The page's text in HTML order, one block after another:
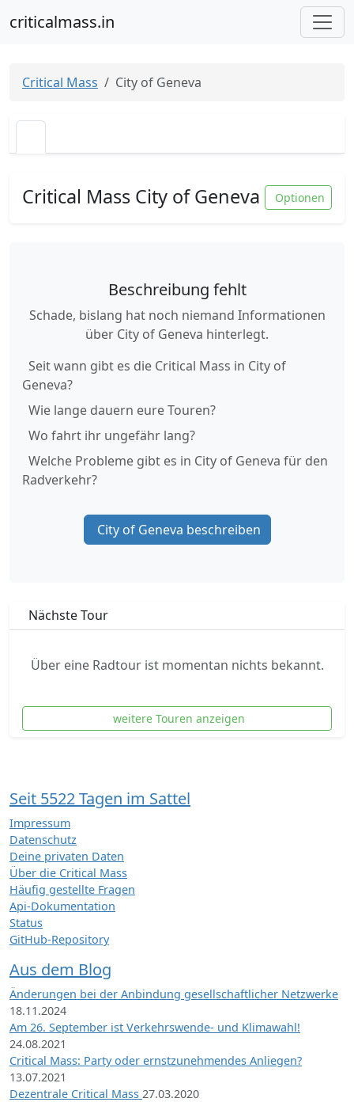
criticalmass.in
Critical Mass City of Geneva
Critical Mass City of Geneva Optionen
Beschreibung fehlt
Schade, bislang hat noch niemand Informationen
über City of Geneva hinterlegt.
Seit wann gibt es die Critical Mass in City of
Geneva?
Wie lange dauern eure Touren?
Wo fahrt ihr ungefähr lang?
Welche Probleme gibt es in City of Geneva für den
Radverkehr?
City of Geneva beschreiben
Nächste Tour
Über eine Radtour ist momentan nichts bekannt.
weitere Touren anzeigen
Seit 5522 Tagen im Sattel
Impressum
Datenschutz
Deine privaten Daten
Über die Critical Mass
Häufig gestellte Fragen
Api-Dokumentation
Status
GitHub-Repository
Aus dem Blog
Änderungen bei der Anbindung gesellschaftlicher Netzwerke
18.11.2024
Am 26. September ist Verkehrswende- und Klimawahl!
24.08.2021
Critical Mass: Party oder ernstzunehmendes Anliegen?
13.07.2021
Dezentrale Critical Mass 27.03.2020